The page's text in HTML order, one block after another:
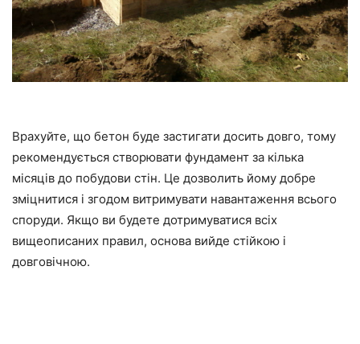
Врахуйте, що бетон буде застигати досить довго, тому
рекомендується створювати фундамент за кілька
місяців до побудови стін. Це дозволить йому добре
зміцнитися і згодом витримувати навантаження всього
споруди. Якщо ви будете дотримуватися всіх
вищеописаних правил, основа вийде стійкою і
довговічною.